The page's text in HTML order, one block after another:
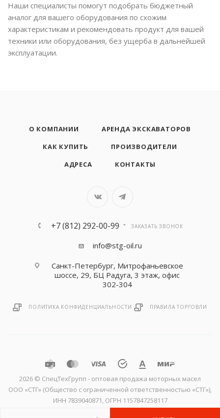
Наши специалисты помогут подобрать бюджетный
аналог для вашего оборудования по схожим
характеристикам и рекомендовать продукт для вашей
техники или оборудования, без ущерба в дальнейшей
эксплуатации.
О КОМПАНИИ
АРЕНДА ЭКСКАВАТОРОВ
КАК КУПИТЬ
ПРОИЗВОДИТЕЛИ
АДРЕСА
КОНТАКТЫ
+7 (812) 292-00-99 ЗАКАЗАТЬ ЗВОНОК
info@stg-oil.ru
Санкт-Петербург, Митрофаньевское
шоссе, 29, БЦ Радуга, 3 этаж, офис
302-304
ПОЛИТИКА КОНФИДЕНЦИАЛЬНОСТИ ПРАВИЛА ТОРГОВЛИ
2026 © CпецТехГрупп - оптовая продажа моторных масел
ООО «СТГ» (Общество с ограниченной ответственностью «СТГ»),
ИНН 7839040871, ОГРН 1157847258117